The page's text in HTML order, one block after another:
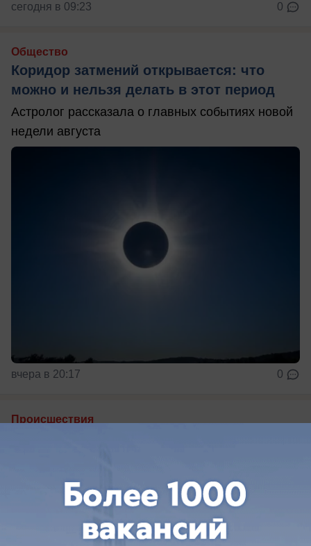
сегодня в 09:23 0
Общество
Коридор затмений открывается: что
можно и нельзя делать в этот период
Астролог рассказала о главных событиях новой
недели августа
вчера в 20:17 0
Происшествия
Трагедия произошла в Большом Кирпильском